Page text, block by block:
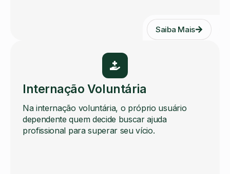
Saiba Mais
Internação Voluntária
Na internação voluntária, o próprio usuário
dependente quem decide buscar ajuda
profissional para superar seu vício.